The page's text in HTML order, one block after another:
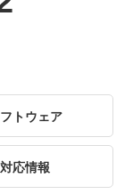
トウェア
対応情報